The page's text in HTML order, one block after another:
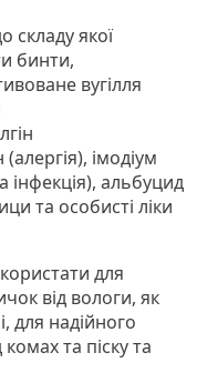
складу якої
бинти,
вугілля
імодіум
інфекція), альбуцид
та особисті ліки
для
від вологи, як
для надійного
та піску та